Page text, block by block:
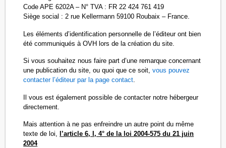
Code APE 6202A – N° TVA : FR 22 424 761 419
Siège social : 2 rue Kellermann 59100 Roubaix – France.
Les éléments d’identification personnelle de l’éditeur ont bien
été communiqués à OVH lors de la création du site.
Si vous souhaitez nous faire part d’une remarque concernant
une publication du site, ou quoi que ce soit,vous pouvez
contacter l’éditeur par la page contact.
Il vous est également possible de contacter notre hébergeur
directement.
Mais attention à ne pas enfreindre un autre point du même
texte de loi, l’article 6, I, 4° de la loi 2004-575 du 21 juin
2004